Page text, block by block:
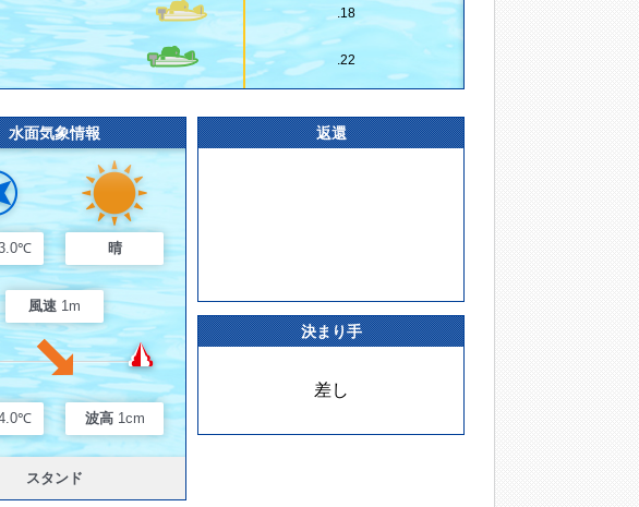
.18
.22
水面気象情報
晴
風速 1m
波高 1cm
スタンド
返還
決まり手
差し